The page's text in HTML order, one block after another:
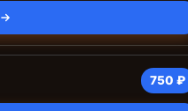
750 ₽